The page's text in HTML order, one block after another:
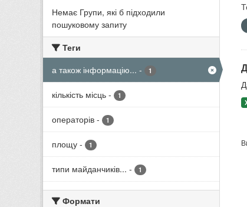
Немає Групи, які б підходили
пошуковому запиту
Теги
а також інформацію... - 1
кількість місць - 1
операторів - 1
площу - 1
типи майданчиків... - 1
Формати